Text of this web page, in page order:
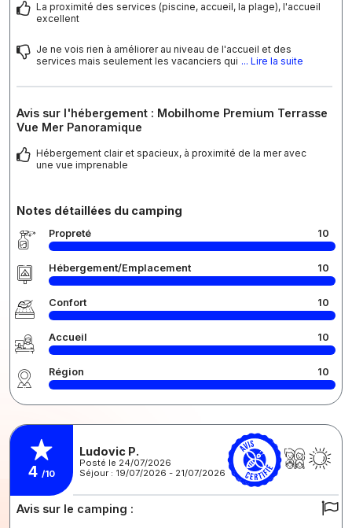
La proximité des services (piscine, accueil, la plage), l'accueil
excellent
Je ne vois rien à améliorer au niveau de l'accueil et des
services mais seulement les vacanciers qui ... Lire la suite
Avis sur l'hébergement : Mobilhome Premium Terrasse
Vue Mer Panoramique
Hébergement clair et spacieux, à proximité de la mer avec
une vue imprenable
Notes détaillées du camping
Propreté 10
Hébergement/Emplacement 10
Confort 10
Accueil 10
Région 10
4 /10
Ludovic P.
Posté le 24/07/2026
Séjour : 19/07/2026 - 21/07/2026
Avis sur le camping :